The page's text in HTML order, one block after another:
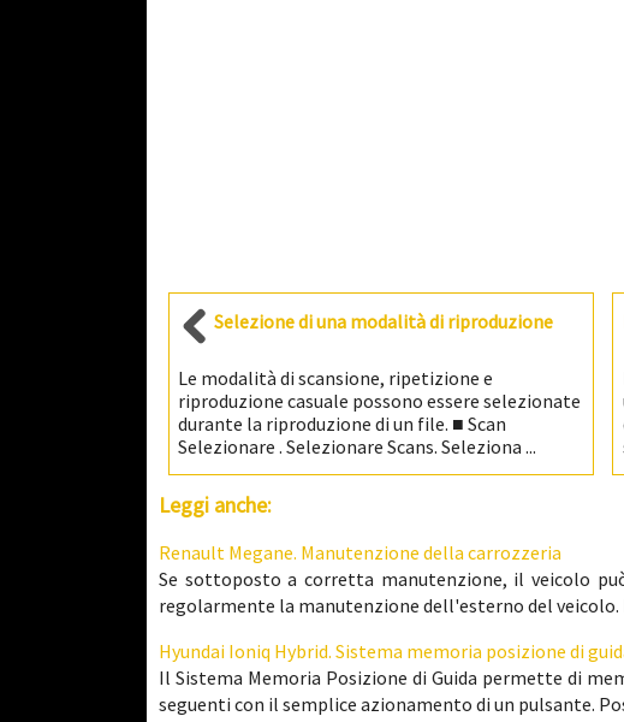
Selezione di una modalità di riproduzione
Le modalità di scansione, ripetizione e
riproduzione casuale possono essere selezionate
durante la riproduzione di un file. ■ Scan
Selezionare . Selezionare Scans. Seleziona ...
Leggi anche:
Renault Megane. Manutenzione della carrozzeria
Se sottoposto a corretta manutenzione, il veicolo
regolarmente la manutenzione dell'esterno del veicolo.
Hyundai Ioniq Hybrid. Sistema memoria posizione di
Il Sistema Memoria Posizione di Guida permette di
seguenti con il semplice azionamento di un pulsante.